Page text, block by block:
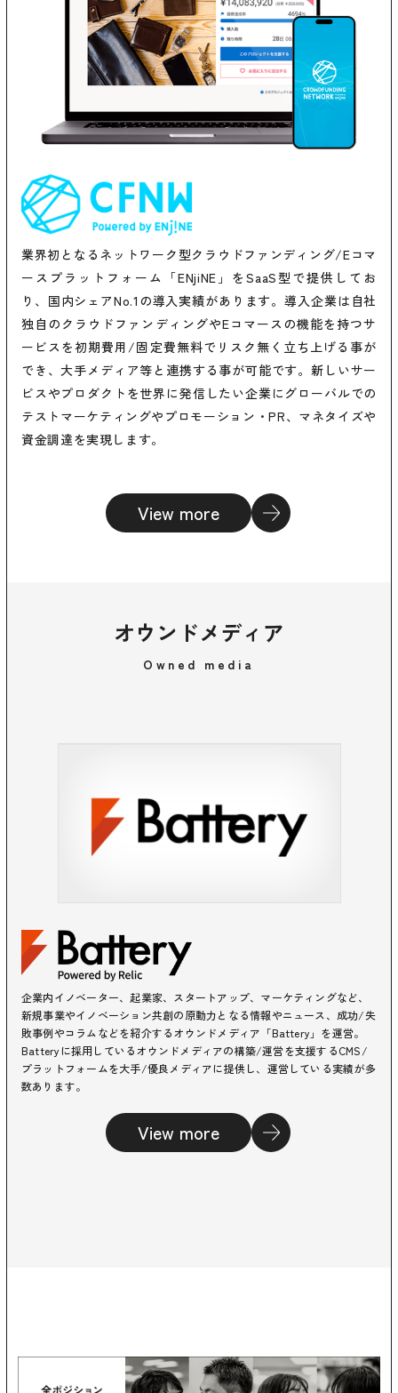
業界初となるネットワーク型クラウドファンディング/Eコマ
ースプラットフォーム「ENjiNE」をSaaS型で提供してお
り、国内シェアNo.1の導入実績があります。導入企業は自社
独自のクラウドファンディングやEコマースの機能を持つサ
ービスを初期費用/固定費無料でリスク無く立ち上げる事が
でき、大手メディア等と連携する事が可能です。新しいサー
ビスやプロダクトを世界に発信したい企業にグローバルでの
テストマーケティングやプロモーション・PR、マネタイズや
資金調達を実現します。
View more
オウンドメディア
Owned media
企業内イノベーター、起業家、スタートアップ、マーケティングなど、
新規事業やイノベーション共創の原動力となる情報やニュース、成功/失
敗事例やコラムなどを紹介するオウンドメディア「Battery」を運営。
Batteryに採用しているオウンドメディアの構築/運営を支援するCMS/
プラットフォームを大手/優良メディアに提供し、運営している実績が多
数あります。
View more